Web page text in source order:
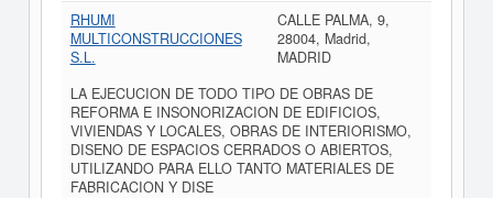
RHUMI
MULTICONSTRUCCIONES
S.L.
CALLE PALMA, 9,
28004, Madrid,
MADRID
LA EJECUCION DE TODO TIPO DE OBRAS DE
REFORMA E INSONORIZACION DE EDIFICIOS,
VIVIENDAS Y LOCALES, OBRAS DE INTERIORISMO,
DISENO DE ESPACIOS CERRADOS O ABIERTOS,
UTILIZANDO PARA ELLO TANTO MATERIALES DE
FABRICACION Y DISE